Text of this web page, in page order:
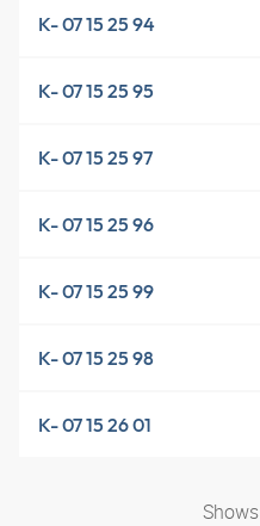
K- 07 15 25 94
K- 07 15 25 95
K- 07 15 25 97
K- 07 15 25 96
K- 07 15 25 99
K- 07 15 25 98
K- 07 15 26 01
Shows